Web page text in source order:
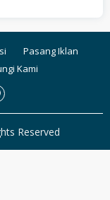
Pasang Iklan
Kami
Reserved